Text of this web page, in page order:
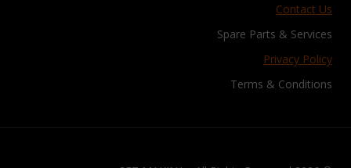
Contact Us
Spare Parts & Services
Privacy Policy
Terms & Conditions